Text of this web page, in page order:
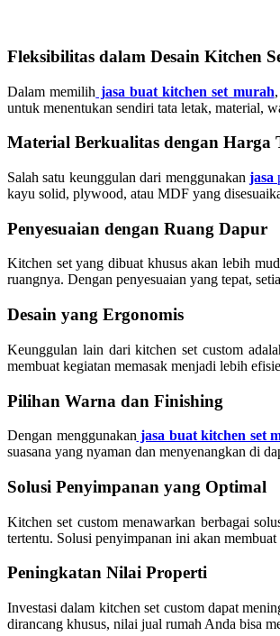
Fleksibilitas dalam Desain Kitchen
Dalam memilih jasa buat kitchen set murah
untuk menentukan sendiri tata letak, material,
Material Berkualitas dengan Harga
Salah satu keunggulan dari menggunakan jasa
kayu solid, plywood, atau MDF yang
Penyesuaian dengan Ruang Dapur
Kitchen set yang dibuat khusus akan lebih
ruangnya. Dengan penyesuaian yang tepat,
Desain yang Ergonomis
Keunggulan lain dari kitchen set custom
membuat kegiatan memasak menjadi lebih
Pilihan Warna dan Finishing
Dengan menggunakan jasa buat kitchen set
suasana yang nyaman dan menyenangkan di
Solusi Penyimpanan yang Optimal
Kitchen set custom menawarkan berbagai
tertentu. Solusi penyimpanan ini akan
Peningkatan Nilai Properti
Investasi dalam kitchen set custom dapat
dirancang khusus, nilai jual rumah Anda bisa